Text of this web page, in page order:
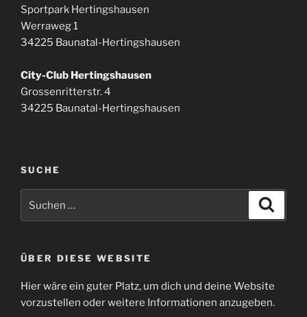
Sportpark Hertingshausen
Werraweg 1
34225 Baunatal-Hertingshausen
City-Club Hertingshausen
Grossenritterstr. 4
34225 Baunatal-Hertingshausen
SUCHE
nach:
ÜBER DIESE WEBSITE
Hier wäre ein guter Platz, um dich und deine Website
vorzustellen oder weitere Informationen anzugeben.